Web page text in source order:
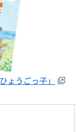
ょうごっ子」